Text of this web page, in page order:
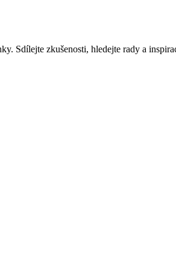
Sdílejte zkušenosti, hledejte rady a